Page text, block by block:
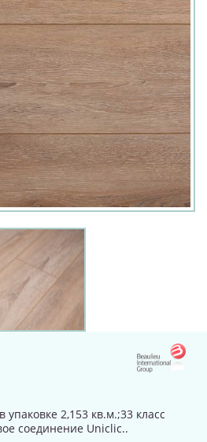
упаковке 2,153 кв.м.;33 класс
соединение Uniclic..